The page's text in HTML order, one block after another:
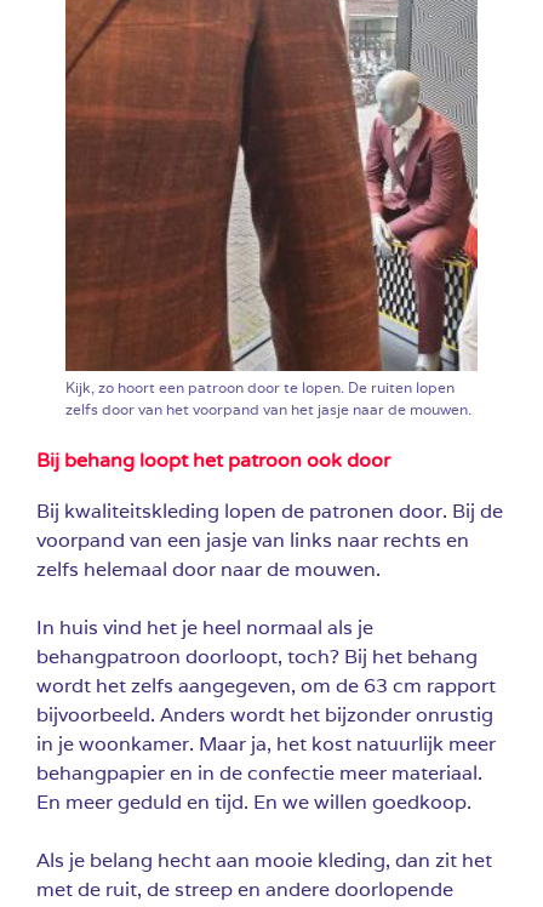
Kijk, zo hoort een patroon door te lopen. De ruiten lopen
zelfs door van het voorpand van het jasje naar de mouwen.
Bij behang loopt het patroon ook door
Bij kwaliteitskleding lopen de patronen door. Bij de
voorpand van een jasje van links naar rechts en
zelfs helemaal door naar de mouwen.
In huis vind het je heel normaal als je
behangpatroon doorloopt, toch? Bij het behang
wordt het zelfs aangegeven, om de 63 cm rapport
bijvoorbeeld. Anders wordt het bijzonder onrustig
in je woonkamer. Maar ja, het kost natuurlijk meer
behangpapier en in de confectie meer materiaal.
En meer geduld en tijd. En we willen goedkoop.
Als je belang hecht aan mooie kleding, dan zit het
met de ruit, de streep en andere doorlopende